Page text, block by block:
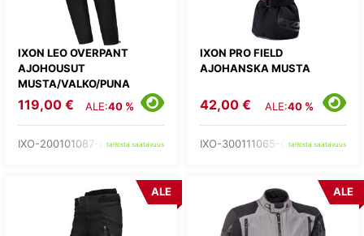
IXON LEO OVERPANT
AJOHOUSUT
MUSTA/VALKO/PUNA
119,00 € ALE:40 %
IXO-200101087-81-tarkista saatavuus
IXON PRO FIELD
AJOHANSKA MUSTA
42,00 € ALE:40 %
IXO-300111065-01-tarkista saatavuus
ALE ALE